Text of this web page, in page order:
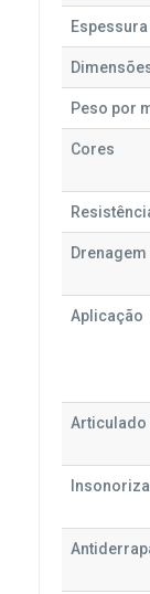
Espessura
Peso por
Cores
Drenagem
Aplicação
Articulado